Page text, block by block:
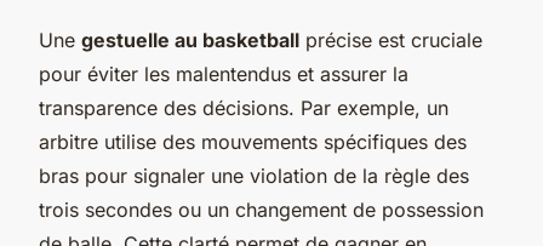
Une gestuelle au basketball précise est cruciale
pour éviter les malentendus et assurer la
transparence des décisions. Par exemple, un
arbitre utilise des mouvements spécifiques des
bras pour signaler une violation de la règle des
trois secondes ou un changement de possession